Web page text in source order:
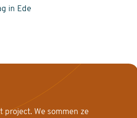
in Ede
We sommen ze